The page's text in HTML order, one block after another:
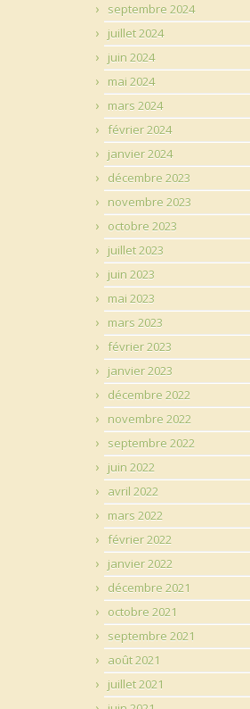
septembre 2024
juillet 2024
juin 2024
mai 2024
mars 2024
février 2024
janvier 2024
décembre 2023
novembre 2023
octobre 2023
juillet 2023
juin 2023
mai 2023
mars 2023
février 2023
janvier 2023
décembre 2022
novembre 2022
septembre 2022
juin 2022
avril 2022
mars 2022
février 2022
janvier 2022
décembre 2021
octobre 2021
septembre 2021
août 2021
juillet 2021